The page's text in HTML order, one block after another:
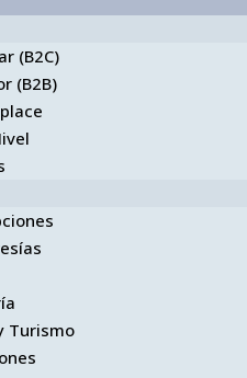
(B2C)
(B2B)
Turismo